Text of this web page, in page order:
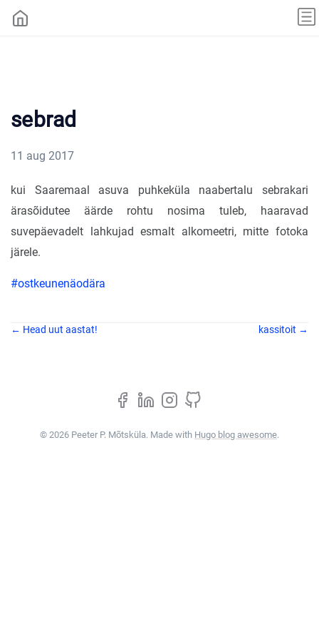
sebrad
11 aug 2017
kui Saaremaal asuva puhkeküla naabertalu sebrakari
ärasõidutee äärde rohtu nosima tuleb, haaravad
suvepäevadelt lahkujad esmalt alkomeetri, mitte fotoka
järele.
#ostkeunenäodära
← Head uut aastat! kassitoit →
© 2026 Peeter P. Mõtsküla. Made with Hugo blog awesome.